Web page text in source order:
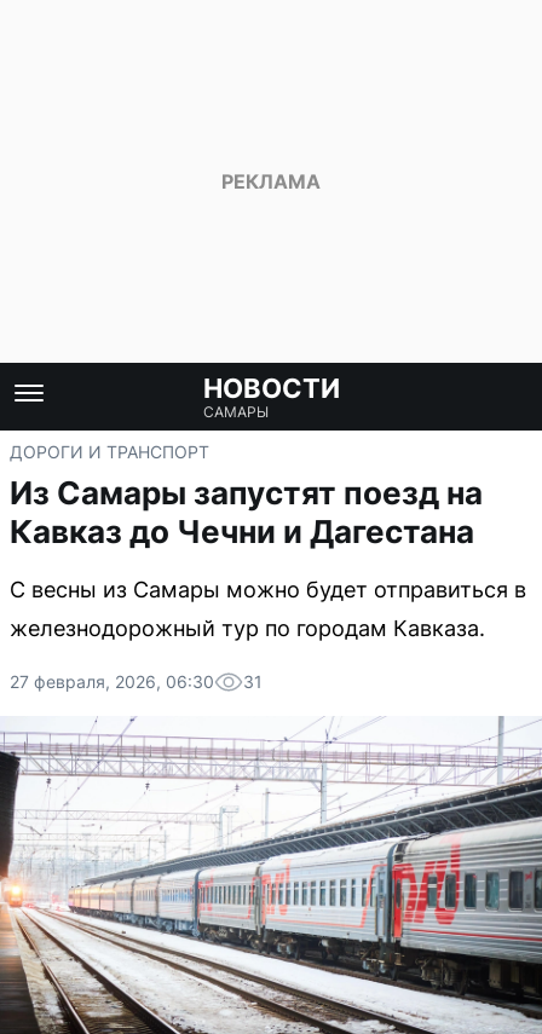
НОВОСТИ
САМАРЫ
ДОРОГИ И ТРАНСПОРТ
Из Самары запустят поезд на
Кавказ до Чечни и Дагестана
С весны из Самары можно будет отправиться в
железнодорожный тур по городам Кавказа.
27 февраля, 2026, 06:30 31